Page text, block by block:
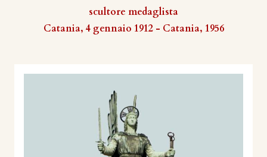
scultore medaglista
Catania, 4 gennaio 1912 - Catania, 1956